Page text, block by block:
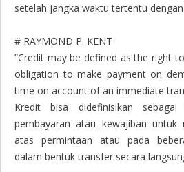
setelah jangka waktu tertentu
# RAYMOND P. KENT
”Credit may be defined as the right
obligation to make payment on
time on account of an immediate
Kredit bisa didefinisikan
pembayaran atau kewajiban untuk
atas permintaan atau pada
dalam bentuk transfer secara